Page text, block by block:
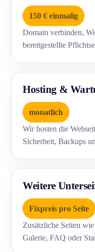
150 € einmalig
Domain verbinden,
bereitgestellte
Hosting &
monatlich
Wir hosten die
Sicherheit, Backups
Weitere
Fixpreis pro Seite
Zusätzliche Seiten
Galerie, FAQ oder